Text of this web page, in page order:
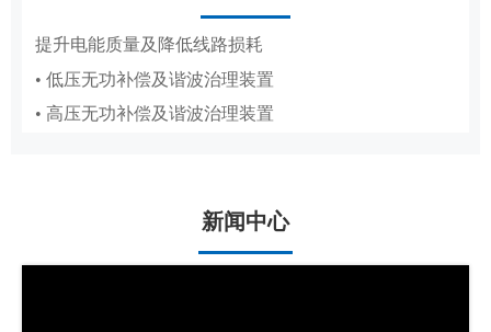
提升电能质量及降低线路损耗
• 低压无功补偿及谐波治理装置
• 高压无功补偿及谐波治理装置
节能改造
新闻中心